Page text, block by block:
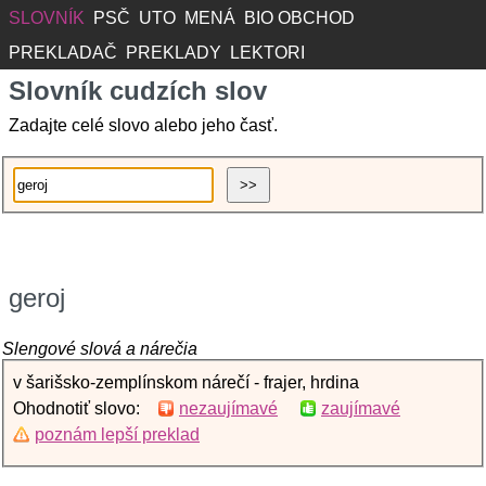
SLOVNÍK PSČ UTO MENÁ
BIO OBCHOD
PREKLADAČ
PREKLADY LEKTORI
Slovník cudzích slov
Zadajte celé slovo alebo jeho časť.
geroj
Slengové slová a nárečia
v šarišsko-zemplínskom nárečí - frajer, hrdina
Ohodnotiť slovo:
nezaujímavé
zaujímavé
poznám lepší preklad